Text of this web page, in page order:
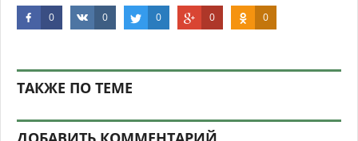
0 0 0 0 0
ТАКЖЕ ПО ТЕМЕ